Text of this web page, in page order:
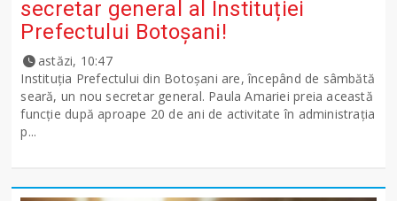
secretar general al Instituției
Prefectului Botoșani!
astăzi, 10:47
Instituția Prefectului din Botoșani are, începând de sâmbătă
seară, un nou secretar general. Paula Amariei preia această
funcție după aproape 20 de ani de activitate în administrația
p...